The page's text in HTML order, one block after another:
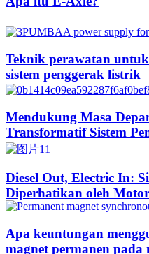
Teknik perawatan
sistem penggerak listrik
Mendukung Masa
Transformatif Sistem
Diesel Out, Electric In:
Diperhatikan oleh Motor
Apa keuntungan
magnet permanen pada